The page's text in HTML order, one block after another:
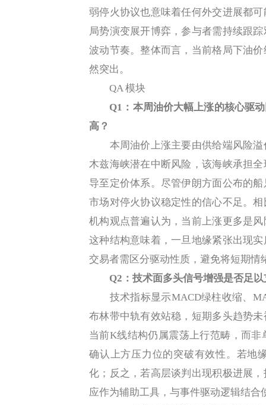
弱停火协议也意味着任何外交进展都
局势演变展开博弈，参与者需持续跟
波动节奏。整体而言，当前格局下油
然突出。
QA 模块
Q1：本周油价大幅上涨的核心驱
高？
本周油价上涨主要由供给端风险溢
木兹海峡潜在中断风险，该海峡承担
导至定价体系。尽管伊朗方面公布的
市场对停火协议稳定性的信心不足。
机构观点普遍认为，当前上涨更多是
这种结构意味着，一旦地缘紧张出现
交易者需区分驱动性质，避免将短期情
Q2：技术面多头信号增强是否足
技术指标显示MACD绿柱收缩、
布林带中轨有效站稳，短期多头趋势
当前K线结构仍属震荡上行范畴，而
确认上方压力位的突破有效性。若地
化；反之，若高层谈判出现积极进展
应作为辅助工具，与事件驱动逻辑结